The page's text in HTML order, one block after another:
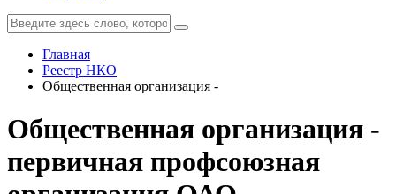
Главная
Реестр НКО
Общественная организация -
Общественная организация -
первичная профсоюзная